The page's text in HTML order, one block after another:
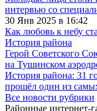
интервью со
30 Янв 2025 в 16:42
Как любовь к небу
История района
Герой Советского
на Тушинском
История района: 31
прошёл один из
Все новости рубрики
Районные интернет-